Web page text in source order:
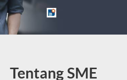
Tentang SME